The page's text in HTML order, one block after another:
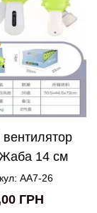
14 см
26
AA7-26
ГРН